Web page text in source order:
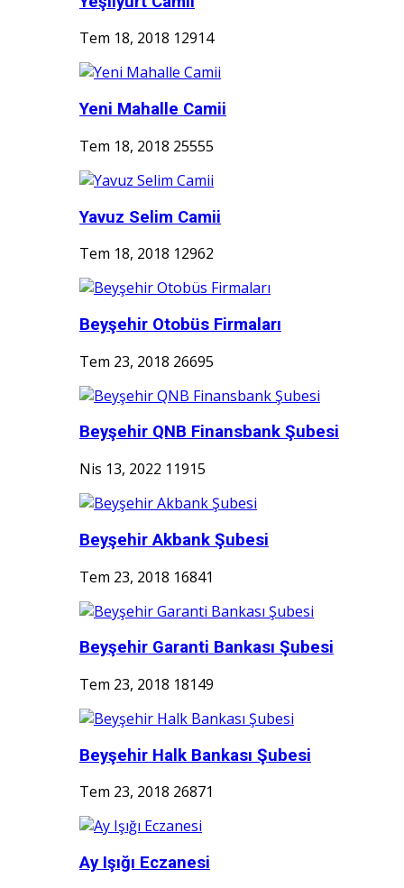
Tem 18, 2018 12914
Yeni Mahalle Camii
Tem 18, 2018 25555
Yavuz Selim Camii
Tem 18, 2018 12962
Beyşehir Otobüs Firmaları
Tem 23, 2018 26695
Beyşehir QNB Finansbank Şubesi
Nis 13, 2022 11915
Beyşehir Akbank Şubesi
Tem 23, 2018 16841
Beyşehir Garanti Bankası Şubesi
Tem 23, 2018 18149
Beyşehir Halk Bankası Şubesi
Tem 23, 2018 26871
Ay Işığı Eczanesi